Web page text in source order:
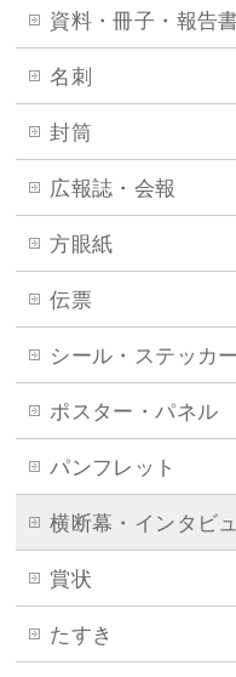
資料・冊子・報告
名刺
封筒
広報誌・会報
方眼紙
伝票
シール・ステッカ
ポスター・パネル
パンフレット
横断幕・インタビ
賞状
たすき